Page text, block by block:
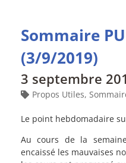
Sommaire
(3/9/2019)
3 septembre
Propos Utiles,
Le point hebdomadaire
Au cours de la
encaissé les mauvaises